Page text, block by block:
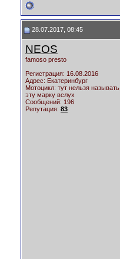
28.07.2017, 08:45
NEOS
famoso presto
Регистрация: 16.08.2016
Адрес: Екатеринбург
Мотоцикл: тут нельзя называть
эту марку вслух
Сообщений: 196
Репутация: 83